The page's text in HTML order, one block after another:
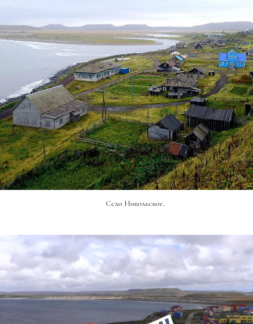
Село Никольское.